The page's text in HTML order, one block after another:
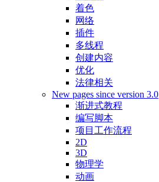
着色
网络
插件
多线程
创建内容
优化
法律相关
New pages since version 3.0
渐进式教程
编写脚本
项目工作流程
2D
3D
物理学
动画